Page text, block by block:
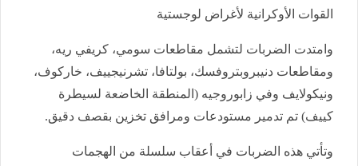
القوات الأوكرانية لأغراض لوجستية
وامتدت الضربات لتشمل مقاطعات سومي، كريفي ريه،
ومقاطعات دنيبروبتروفسك، بولتافا، تشرنيجييف، خاركوف،
ونيكولايف وفي زابوروجيه (المنطقة الخاضعة لسيطرة
كييف) تم تدمير مستودعات ومرافق تخزين بقصف دقيق.
وتأتي هذه الضربات في أعقاب سلسلة من الهجمات